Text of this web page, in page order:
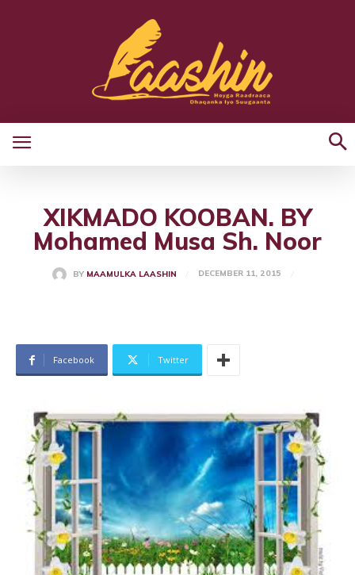
XIKMADO KOOBAN. BY
Mohamed Musa Sh. Noor
BY MAAMULKA LAASHIN DECEMBER 11, 2015
Facebook Twitter